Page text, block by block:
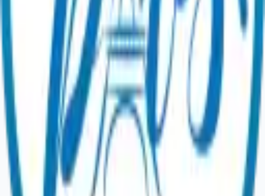
Paris en un Clic.All rights reserved.